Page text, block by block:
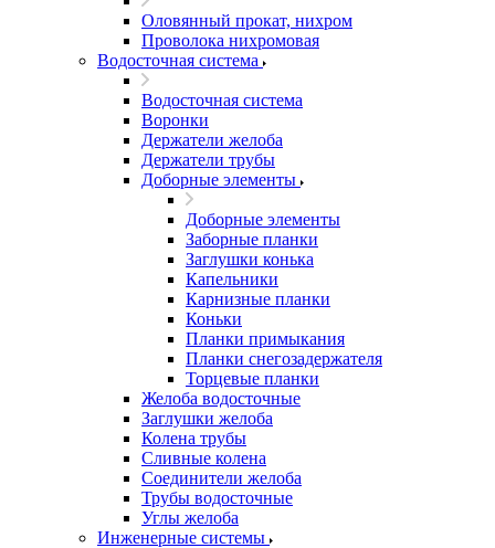
Оловянный прокат, нихром
Проволока нихромовая
Водосточная система
Водосточная система
Воронки
Держатели желоба
Держатели трубы
Доборные элементы
Доборные элементы
Заборные планки
Заглушки конька
Капельники
Карнизные планки
Коньки
Планки примыкания
Планки снегозадержателя
Торцевые планки
Желоба водосточные
Заглушки желоба
Колена трубы
Сливные колена
Соединители желоба
Трубы водосточные
Углы желоба
Инженерные системы